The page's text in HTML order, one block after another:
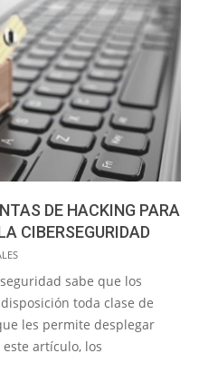
DE HACKING PARA
CIBERSEGURIDAD
sabe que los
toda clase de
les permite desplegar
artículo, los